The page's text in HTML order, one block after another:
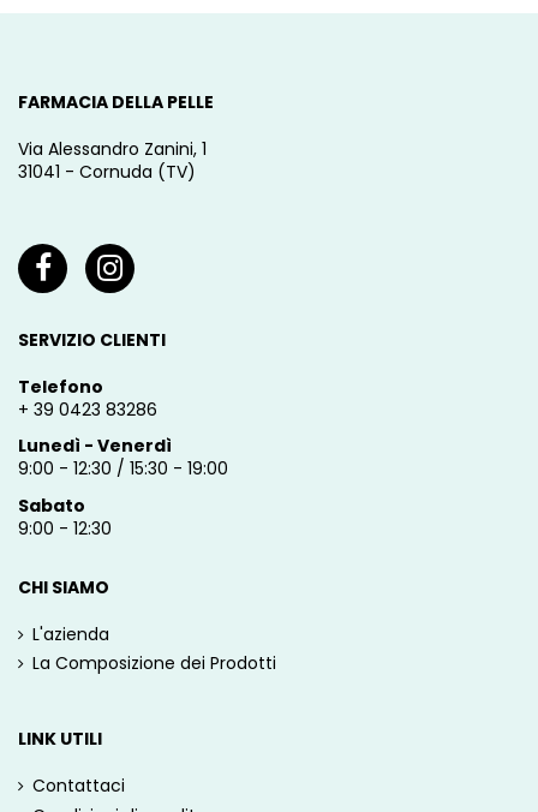
FARMACIA DELLA PELLE
Via Alessandro Zanini, 1
31041 - Cornuda (TV)
SERVIZIO CLIENTI
Telefono
+ 39 0423 83286
Lunedì - Venerdì
9:00 - 12:30 / 15:30 - 19:00
Sabato
9:00 - 12:30
CHI SIAMO
L'azienda
La Composizione dei Prodotti
LINK UTILI
Contattaci